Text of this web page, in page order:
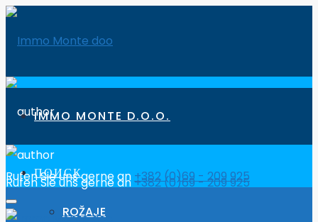
Rufen Sie uns gerne an+382 (0)69 - 209 925
IMMO MONTE D.O.O.
ПОИСК
ROŽAJE
Rufen Sie uns gerne an +382 (0)69 - 209 925